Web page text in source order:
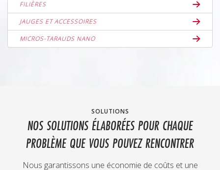
FILIÈRES
JAUGES ET ACCESSOIRES
MICROS-TARAUDS NANO
SOLUTIONS
NOS SOLUTIONS ÉLABORÉES POUR CHAQUE
PROBLÈME QUE VOUS POUVEZ RENCONTRER
Nous garantissons une économie de coûts et une